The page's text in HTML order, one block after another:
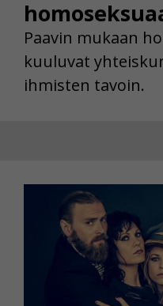
Paavin mukaan
kuuluvat
ihmisten tavoin.